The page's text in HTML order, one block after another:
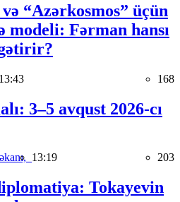
“Azərkosmos” üçün
modeli: Fərman hansı
13:43 168
3–5 avqust 2026-cı
13:19 203
Tokayevin